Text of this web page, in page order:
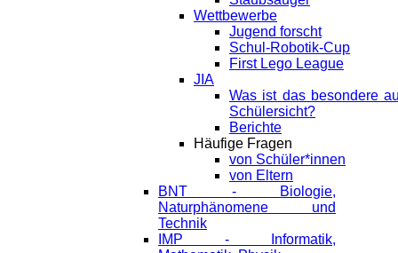
Wettbewerbe
Jugend forscht
Schul-Robotik-Cup
First Lego League
JIA
Was ist das besondere
Schülersicht?
Berichte
Häufige Fragen
von Schüler*innen
von Eltern
BNT - Biologie,
Naturphänomene und
Technik
IMP - Informatik,